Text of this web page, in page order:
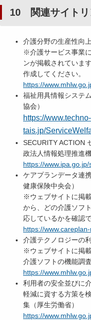
10 関連サイトリ
介護分野の生産性向
※介護サービス事業
ンが掲載されていま
作成してください。
https://
福祉用具情報システ
協会）
https://www.techno-
tais.jp/
SECURITY ACTION
政法人情報処理推進機
https://
ケアプランデータ連
健康保険中央会）
※ウェブサイトに掲
から、どの介護ソフ
応しているかを確認
https://
介護テクノロジーの
※ウェブサイトに掲
介護ソフトの機能調
https://
利用者の安全並びに
軽減に資する方策を
集（厚生労働省）
https://